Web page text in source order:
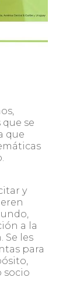
se
que
y
a la
Se les
para
socio